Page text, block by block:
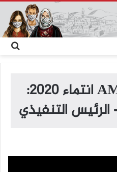
عن
في واشنطن AMP انتماء 2020:
الرئيس التنفيذي